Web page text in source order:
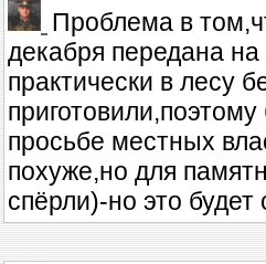
Проблема в
декабря передана
практически в лесу
просьбе местных
похуже,но для
спёрли)-но это будет